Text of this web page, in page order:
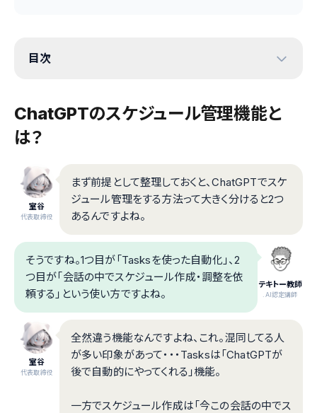
目次
ChatGPTのスケジュール管理機能と
は？
室谷
代表取締役
まず前提として整理しておくと、ChatGPTでスケ
ジュール管理をする方法って大きく分けると2つ
あるんですよね。
テキトー教師
.AI認定講師
そうですね。1つ目が「Tasksを使った自動化」、2
つ目が「会話の中でスケジュール作成・調整を依
頼する」という使い方ですよね。
室谷
代表取締役
全然違う機能なんですよね、これ。混同してる人
が多い印象があって・・・Tasksは「ChatGPTが
後で自動的にやってくれる」機能。
一方でスケジュール作成は「今この会話の中でス